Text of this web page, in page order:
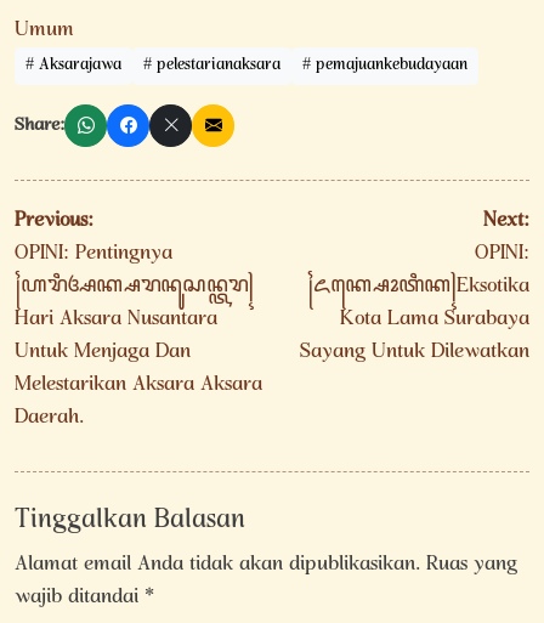
Umum
Aksarajawa pelestarianaksara pemajuankebudayaan
Share:
Navigasi
pos
Previous:
OPINI: Pentingnya
꧌ꦲꦫꦶꦄꦏ꧀ꦱꦫꦤꦸꦱꦤ꧀ꦠꦫ꧍
Hari Aksara Nusantara
Untuk Menjaga Dan
Melestarikan Aksara Aksara
Daerah.
Next:
OPINI:
꧌ꦌꦏ꧀ꦱꦺꦴꦠꦶꦏ꧍Eksotika
Kota Lama Surabaya
Sayang Untuk Dilewatkan
Tinggalkan Balasan
Alamat email Anda tidak akan dipublikasikan.Ruas yang
wajib ditandai*